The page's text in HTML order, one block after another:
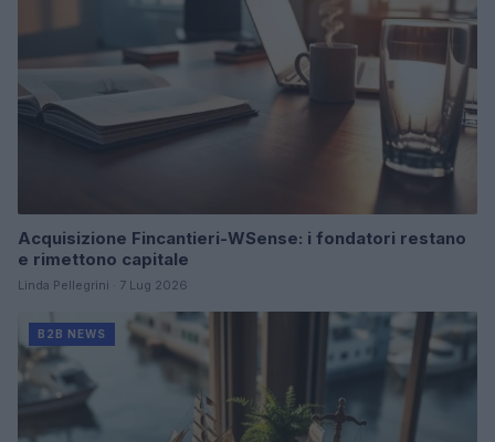
Acquisizione Fincantieri-WSense: i fondatori restano
e rimettono capitale
Linda Pellegrini · 7 Lug 2026
B2B NEWS